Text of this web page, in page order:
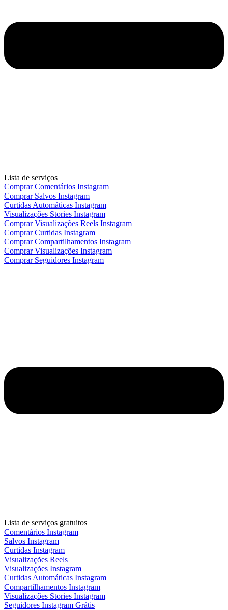
Lista de serviços
Comprar Comentários Instagram
Comprar Salvos Instagram
Curtidas Automáticas Instagram
Visualizações Stories Instagram
Comprar Visualizações Reels Instagram
Comprar Curtidas Instagram
Comprar Compartilhamentos Instagram
Comprar Visualizações Instagram
Comprar Seguidores Instagram
Lista de serviços gratuitos
Comentários Instagram
Salvos Instagram
Curtidas Instagram
Visualizações Reels
Visualizações Instagram
Curtidas Automáticas Instagram
Compartilhamentos Instagram
Visualizações Stories Instagram
Seguidores Instagram Grátis